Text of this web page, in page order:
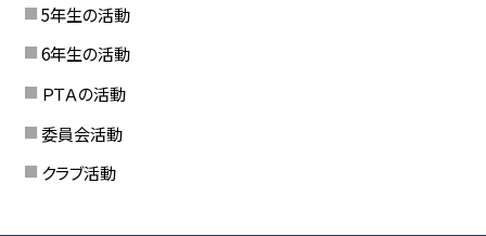
5年生の活動
6年生の活動
ＰＴＡの活動
委員会活動
クラブ活動